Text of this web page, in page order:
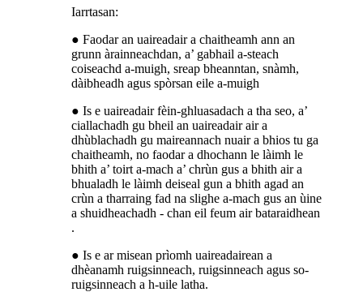
Iarrtasan:
● Faodar an uaireadair a chaitheamh ann an
grunn àrainneachdan, a’ gabhail a-steach
coiseachd a-muigh, sreap bheanntan, snàmh,
dàibheadh ​​​​agus spòrsan eile a-muigh
● Is e uaireadair fèin-ghluasadach a tha seo, a’
ciallachadh gu bheil an uaireadair air a
dhùblachadh gu maireannach nuair a bhios tu ga
chaitheamh, no faodar a dhochann le làimh le
bhith a’ toirt a-mach a’ chrùn gus a bhith air a
bhualadh le làimh deiseal gun a bhith agad an
crùn a tharraing fad na slighe a-mach gus an ùine
a shuidheachadh - chan eil feum air bataraidhean
.
● Is e ar misean prìomh uaireadairean a
dhèanamh ruigsinneach, ruigsinneach agus so-
ruigsinneach a h-uile latha.